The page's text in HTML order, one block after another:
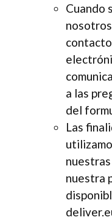
Cuando
a las
del
Las
nuestra